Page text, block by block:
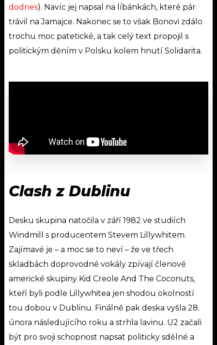
dodnes). Navíc jej napsal na líbánkách, které pár
trávil na Jamajce. Nakonec se to však Bonovi zdálo
trochu moc patetické, a tak celý text propojil s
politickým děním v Polsku kolem hnutí Solidarita.
Clash z Dublinu
Desku skupina natočila v září 1982 ve studiích
Windmill s producentem Stevem Lillywhitem.
Zajímavé je – a moc se to neví – že ve třech
skladbách doprovodné vokály zpívají členové
americké skupiny Kid Creole And The Coconuts,
kteří byli podle Lillywhitea jen shodou okolností
tou dobou v Dublinu. Finálně pak deska vyšla 28.
února následujícího roku a strhla lavinu. U2 začali
být pro svoji schopnost napsat politicky sdělné a